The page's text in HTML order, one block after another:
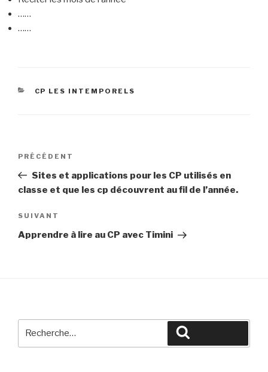
……
……
CATÉGORIES
CP LES INTEMPORELS
Navigation
l’article
Article
précédent
PRÉCÉDENT
Sites et applications pour les CP utilisés en
classe et que les cp découvrent au fil de l’année.
Article
suivant
SUIVANT
Apprendre à lire au CP avec Timini